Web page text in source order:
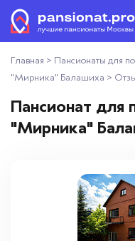
Пансионаты для
Дома
Пансионаты для
Как выбрать
+7
Главная > Пансионаты для
"Мирника" Балашиха >
Пансионат
"Мирника"